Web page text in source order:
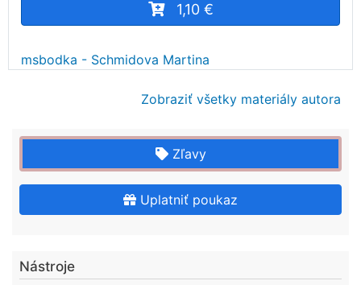
1,10 €
msbodka - Schmidova Martina
Zobraziť všetky materiály autora
Zľavy
Uplatniť poukaz
Nástroje